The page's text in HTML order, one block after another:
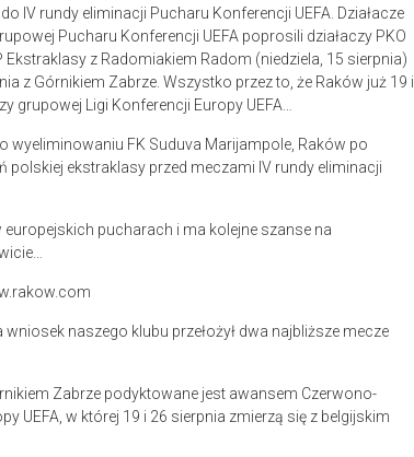
IV rundy eliminacji Pucharu Konferencji UEFA. Działacze
Pucharu Konferencji UEFA poprosili działaczy PKO
z Radomiakiem Radom (niedziela, 15 sierpnia)
z Górnikiem Zabrze. Wszystko przez to, że Raków już 19 i
grupowej Ligi Konferencji Europy UEFA…
wyeliminowaniu FK Suduva Marijampole, Raków po
ekstraklasy przed meczami IV rundy eliminacji
pucharach i ma kolejne szanse na
naszego klubu przełożył dwa najbliższe mecze
Zabrze podyktowane jest awansem Czerwono-
UEFA, w której 19 i 26 sierpnia zmierzą się z belgijskim